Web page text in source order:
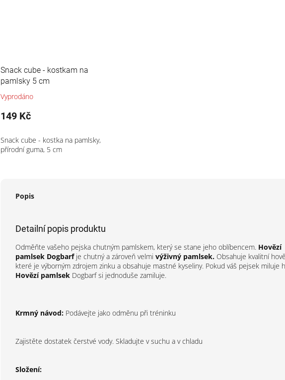
Snack cube - kostkam na
pamlsky 5 cm
Vyprodáno
149 Kč
Snack cube - kostka na pamlsky,
přírodní guma, 5 cm
Popis
Detailní popis produktu
Odměňte vašeho pejska chutným pamlskem, který se stane jeho oblíbencem. Hovězí
pamlsek Dogbarfje chutný a zároveň velmi výživný pamlsek. Obsahuje kvalitní
které je výborným zdrojem zinku a obsahuje mastné kyseliny. Pokud váš pejsek miluje
Hovězí pamlsek Dogbarf si jednoduše zamiluje.
Krmný návod: Podávejte jako odměnu při tréninku
Zajistěte dostatek čerstvé vody. Skladujte v suchu a v chladu
Složení: